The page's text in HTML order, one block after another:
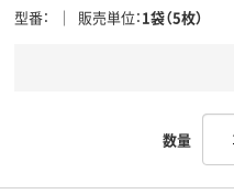
型番 販売単位 1袋（5枚）
数量